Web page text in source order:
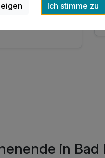
bieten
in Bad
Ich stimme zu